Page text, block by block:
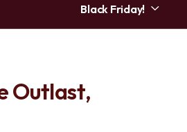
Black Friday!
Outlast,